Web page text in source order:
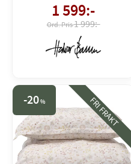
1 599:-
1 999:-
20% FRI FRAKT